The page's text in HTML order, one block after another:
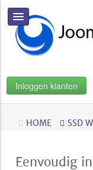
Inloggen klanten
HOME SSD
Eenvoudig